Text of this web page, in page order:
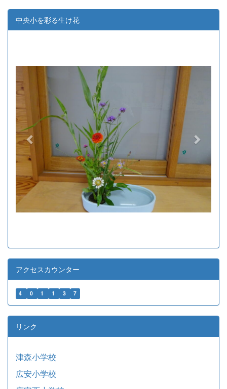
中央小を彩る生け花
u
s
アクセスカウンター
4 0 1 1 3 7
リンク
津森小学校
広安小学校